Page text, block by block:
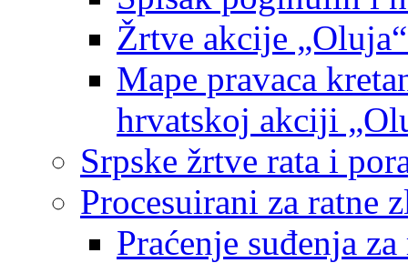
Žrtve akcije
Mape pravaca
hrvatskoj akciji
Srpske žrtve rata i
Procesuirani za ratne
Praćenje suđenja